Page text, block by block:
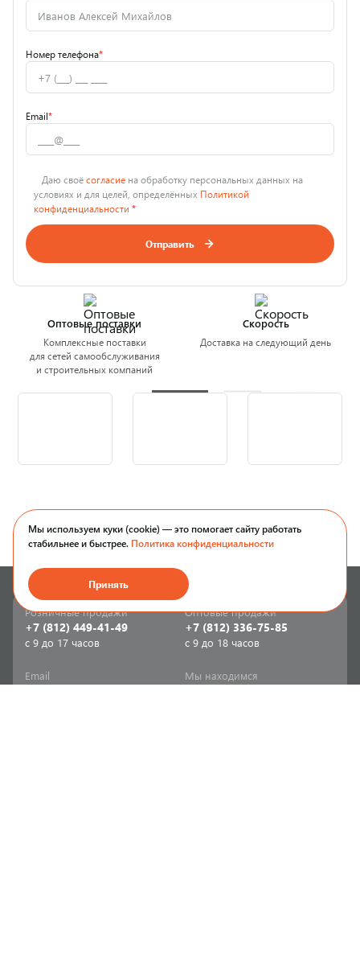
Номер телефона*
Email*
Даю своёсогласие на обработку персональных данных на
условиях и для целей, определённых Политикой
конфиденциальности *
Отправить
Оптовые поставки
Комплексные поставки
для сетей самообслуживания
и строительных компаний
Скорость
Доставка на следующий день
Мы используем куки (cookie) — это помогает сайту работать
стабильнее и быстрее. Политика конфиденциальности
Принять
Розничные продажи
+7 (812) 449-41-49
с 9 до 17 часов
Оптовые продажи
+7 (812) 336-75-85
с 9 до 18 часов
Email Мы находимся